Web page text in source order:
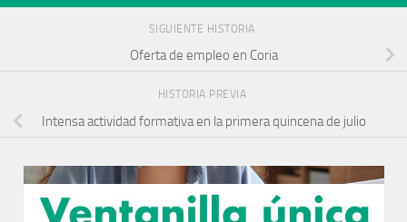
SIGUIENTE HISTORIA
Oferta de empleo en Coria
HISTORIA PREVIA
Intensa actividad formativa en la primera quincena de julio